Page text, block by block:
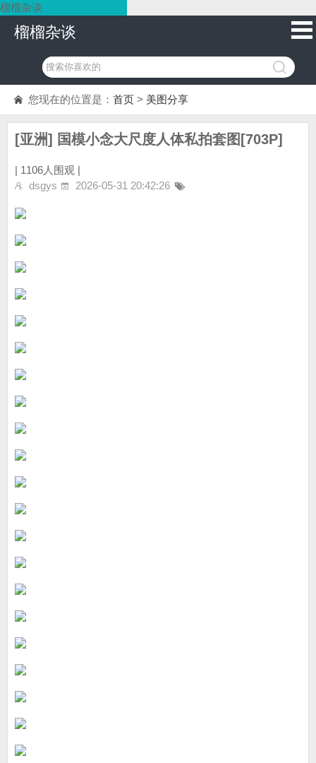
榴榴杂谈
榴榴杂谈
您现在的位置是： 首页 > 美图分享
[亚洲] 国模小念大尺度人体私拍套图[703P]
| 1106人围观 |
dsgys
2026-05-31 20:42:26